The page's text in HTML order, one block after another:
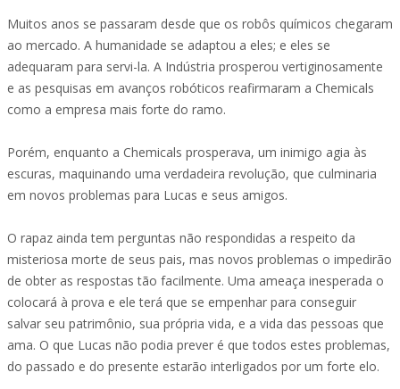
Muitos anos se passaram desde que os robôs químicos chegaram
ao mercado. A humanidade se adaptou a eles; e eles se
adequaram para servi-la. A Indústria prosperou vertiginosamente
e as pesquisas em avanços robóticos reafirmaram a Chemicals
como a empresa mais forte do ramo.
Porém, enquanto a Chemicals prosperava, um inimigo agia às
escuras, maquinando uma verdadeira revolução, que culminaria
em novos problemas para Lucas e seus amigos.
O rapaz ainda tem perguntas não respondidas a respeito da
misteriosa morte de seus pais, mas novos problemas o impedirão
de obter as respostas tão facilmente. Uma ameaça inesperada o
colocará à prova e ele terá que se empenhar para conseguir
salvar seu patrimônio, sua própria vida, e a vida das pessoas que
ama. O que Lucas não podia prever é que todos estes problemas,
do passado e do presente estarão interligados por um forte elo.